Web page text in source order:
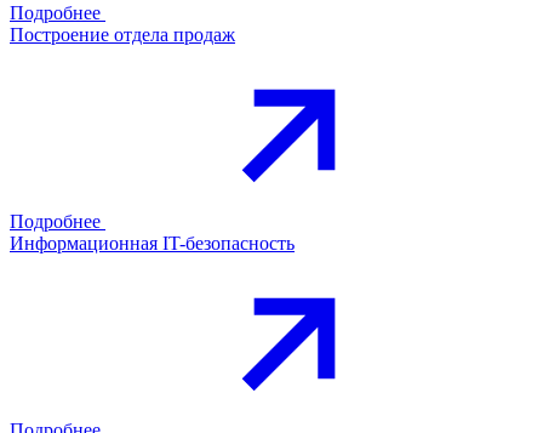
Подробнее
Построение отдела продаж
Подробнее
Информационная IT-безопасность